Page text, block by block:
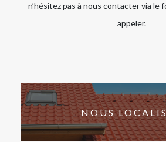
n’hésitez pas à nous contacter via le
appeler.
NOUS